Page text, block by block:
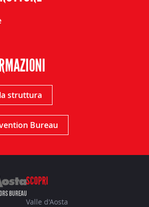
struttura
Bureau
SCOPRI
Valle d'Aosta